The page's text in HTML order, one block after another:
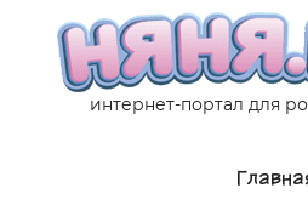
содержимому
интернет-портал для